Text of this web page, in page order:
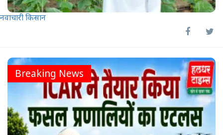
नवाचारी किसान
Breaking News